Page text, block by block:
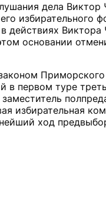
дела
избирательного
действиях
основании
в первом туре
избирательная
ход